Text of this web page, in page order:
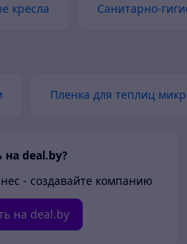
кресла Санитарно-
Пленка для теплиц
на deal.by?
- создавайте компанию
на deal.by